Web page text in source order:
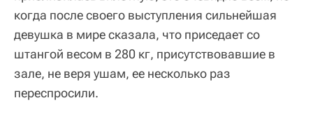
когда после своего выступления сильнейшая
девушка в мире сказала, что приседает со
штангой весом в 280 кг, присутствовавшие в
зале, не веря ушам, ее несколько раз
переспросили.